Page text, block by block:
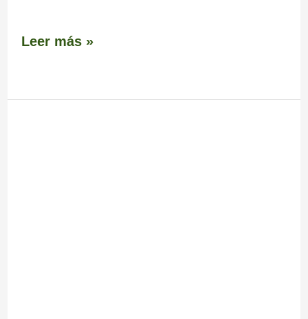
Leer más »